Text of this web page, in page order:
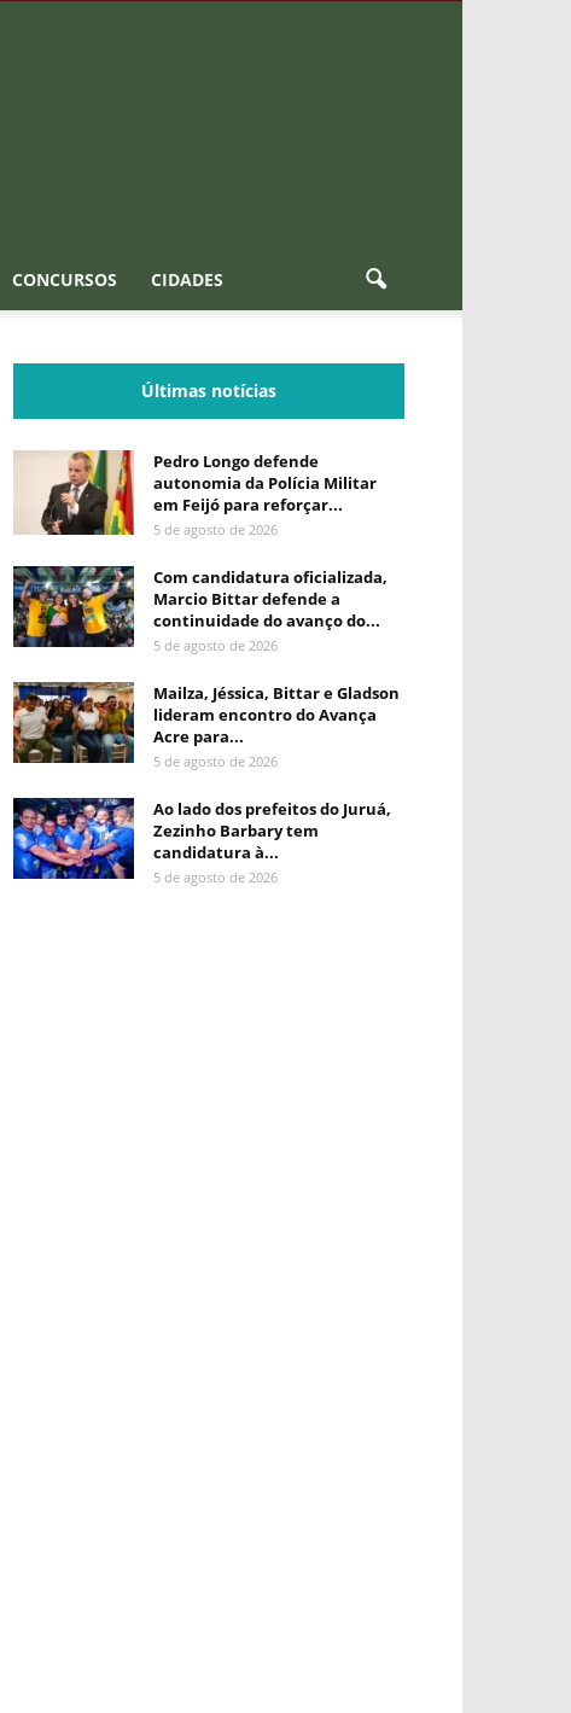
CONCURSOS CIDADES
Últimas notícias
Pedro Longo defende
autonomia da Polícia Militar
em Feijó para reforçar...
5 de agosto de 2026
Com candidatura oficializada,
Marcio Bittar defende a
continuidade do avanço do...
5 de agosto de 2026
Mailza, Jéssica, Bittar e Gladson
lideram encontro do Avança
Acre para...
5 de agosto de 2026
Ao lado dos prefeitos do Juruá,
Zezinho Barbary tem
candidatura à...
5 de agosto de 2026